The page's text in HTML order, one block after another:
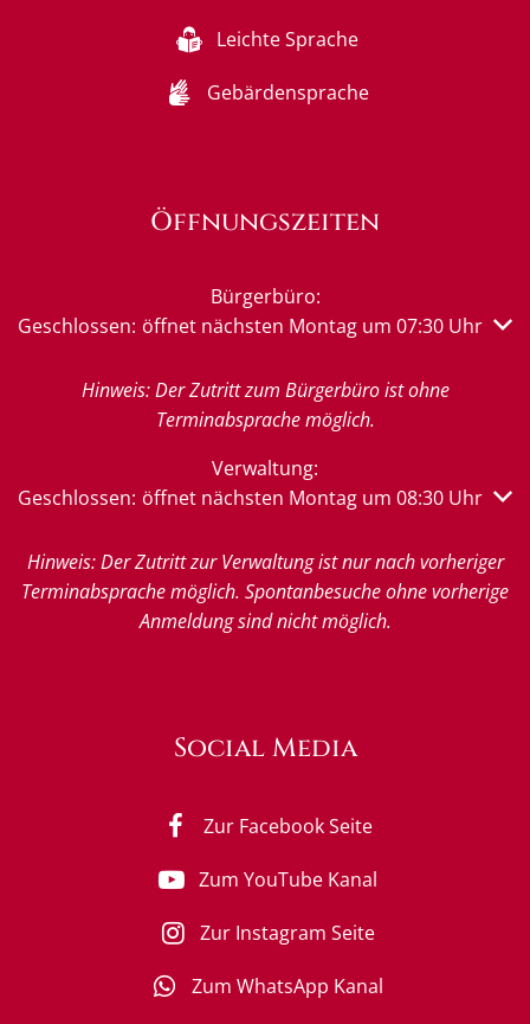
Leichte Sprache
Gebärdensprache
Öffnungszeiten
Bürgerbüro:
Klicken, um weitere Öffnungs- oder Schließzeiten
Geschlossen: öffnet nächsten Montag um 07:30 Uhr
Hinweis: Der Zutritt zum Bürgerbüro ist ohne
Terminabsprache möglich.
Verwaltung:
Klicken, um weitere Öffnungs- oder Schließzeiten
Geschlossen: öffnet nächsten Montag um 08:30 Uhr
Hinweis: Der Zutritt zur Verwaltung ist nur nach vorheriger
Terminabsprache möglich. Spontanbesuche ohne vorherige
Anmeldung sind nicht möglich.
Social Media
Zur Facebook Seite
Zum YouTube Kanal
Zur Instagram Seite
Zum WhatsApp Kanal